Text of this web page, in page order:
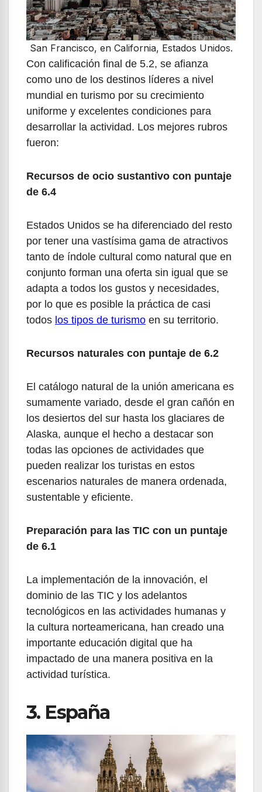
San Francisco, en California, Estados Unidos.
Con calificación final de 5.2, se afianza
como uno de los destinos líderes a nivel
mundial en turismo por su crecimiento
uniforme y excelentes condiciones para
desarrollar la actividad. Los mejores rubros
fueron:
Recursos de ocio sustantivo con puntaje
de 6.4
Estados Unidos se ha diferenciado del resto
por tener una vastísima gama de atractivos
tanto de índole cultural como natural que en
conjunto forman una oferta sin igual que se
adapta a todos los gustos y necesidades,
por lo que es posible la práctica de casi
todos los tipos de turismo en su territorio.
Recursos naturales con puntaje de 6.2
El catálogo natural de la unión americana es
sumamente variado, desde el gran cañón en
los desiertos del sur hasta los glaciares de
Alaska, aunque el hecho a destacar son
todas las opciones de actividades que
pueden realizar los turistas en estos
escenarios naturales de manera ordenada,
sustentable y eficiente.
Preparación para las TIC con un puntaje
de 6.1
La implementación de la innovación, el
dominio de las TIC y los adelantos
tecnológicos en las actividades humanas y
la cultura norteamericana, han creado una
importante educación digital que ha
impactado de una manera positiva en la
actividad turística.
3. España